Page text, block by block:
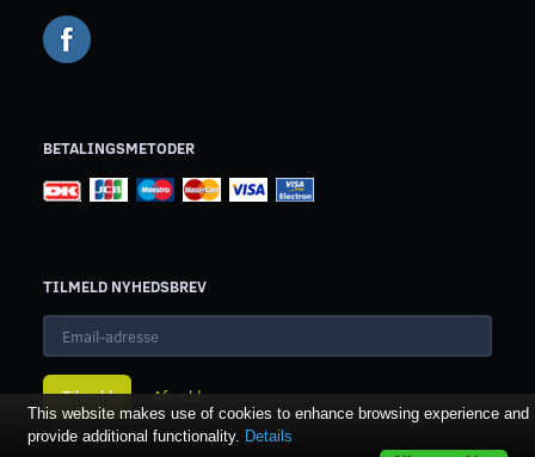
BETALINGSMETODER
TILMELD NYHEDSBREV
Email-
adresse
Tilmeld Afmeld
This website makes use of cookies to enhance browsing experience and
provide additional functionality. Details